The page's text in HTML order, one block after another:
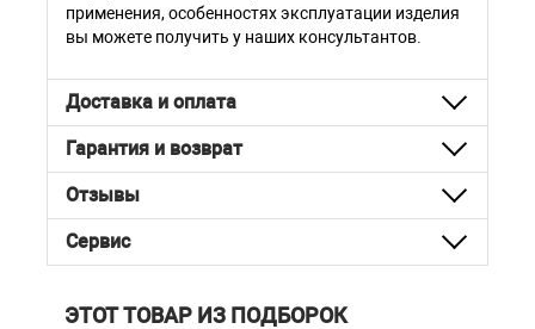
применения, особенностях эксплуатации изделия
вы можете получить у наших консультантов.
Доставка и оплата
Гарантия и возврат
Отзывы
Сервис
ЭТОТ ТОВАР ИЗ ПОДБОРОК